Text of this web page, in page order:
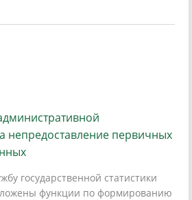
непредоставление первичных
государственной статистики
функции по формированию